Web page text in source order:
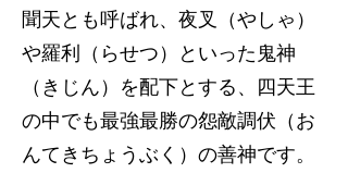
聞天とも呼ばれ、夜叉（やしゃ）
や羅利（らせつ）といった鬼神
（きじん）を配下とする、四天王
の中でも最強最勝の怨敵調伏（お
んてきちょうぶく）の善神です。